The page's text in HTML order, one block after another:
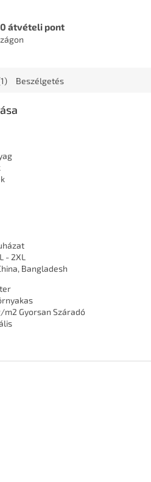
átvételi pont
Beszélgetés
- 2XL
Bangladesh
m2 Gyorsan Száradó